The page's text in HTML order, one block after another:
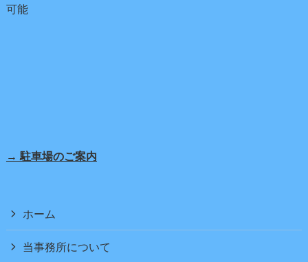
可能
→ 駐車場のご案内
ホーム
当事務所について